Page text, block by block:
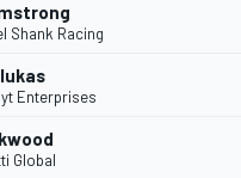
Shank Racing
Enterprises
Global